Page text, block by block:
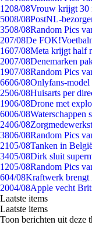
1208/08Vrouw krijgt 30
5008/08PostNL-
3508/08Random Pics
207/08De
1607/08Meta krijgt half
2007/08Denemarken
1907/08Random Pics
6606/08Onlyfans-model
2506/08Huisarts per
1906/08Drone met
6006/08Waterschappen
2406/08
3806/08Random Pics
2105/08Tanken in
3405/08Dirk sluit
1205/08Random Pics
604/08Kraftwerk brengt
2004/08Apple vecht
Laatste items
Laatste items
Toon berichten uit deze